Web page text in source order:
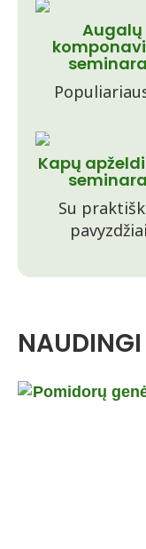
Augalų
Kapų
Su